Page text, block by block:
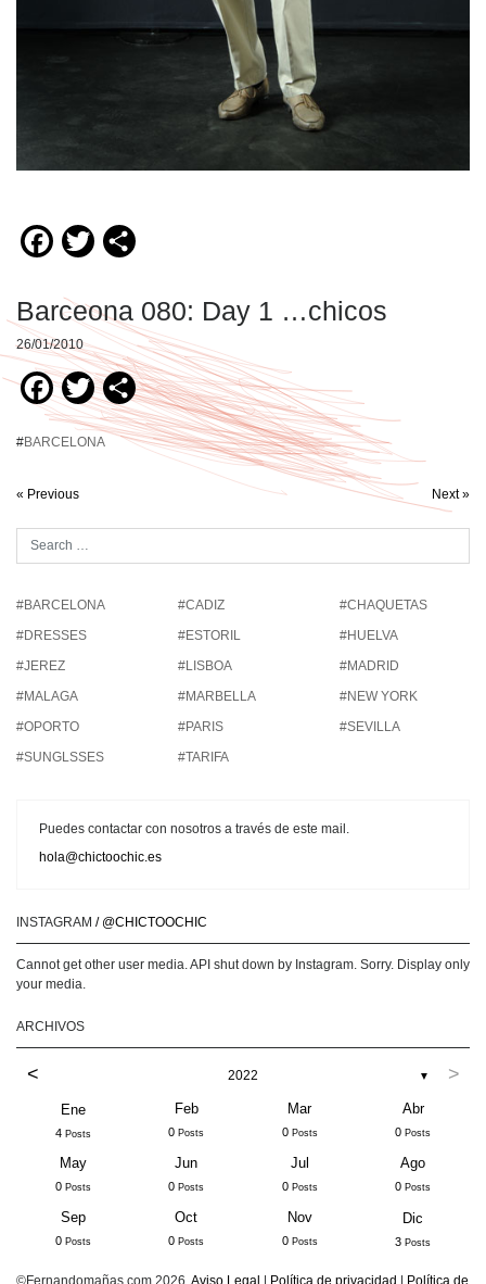
Facebook
Twitter
Barceona 080: Day 1 …chicos
26/01/2010
Facebook
TwitterCompartir
#BARCELONA
« Previous Next »
#BARCELONA #CADIZ
#CHAQUETAS
#DRESSES
#ESTORIL
#HUELVA
#JEREZ
#LISBOA
#MADRID
#MALAGA
#MARBELLA
#NEW YORK
#OPORTO
#PARIS
#SEVILLA
#SUNGLSSES
#TARIFA
Puedes contactar con nosotros a través de este mail.
hola@chictoochic.es
INSTAGRAM / @CHICTOOCHIC
Cannot get other user media. API shut down by Instagram. Sorry. Display only
your media.
ARCHIVOS
< 2022 ▼ >
Ene
4 Posts
Feb
0 Posts
Mar
0 Posts
Abr
0 Posts
May
0 Posts
Jun
0 Posts
Jul
0 Posts
Ago
0 Posts
Sep
0 Posts
Oct
0 Posts
Nov
0 Posts
Dic
3 Posts
©Fernandomañas.com 2026. Aviso Legal Política de privacidad Política de